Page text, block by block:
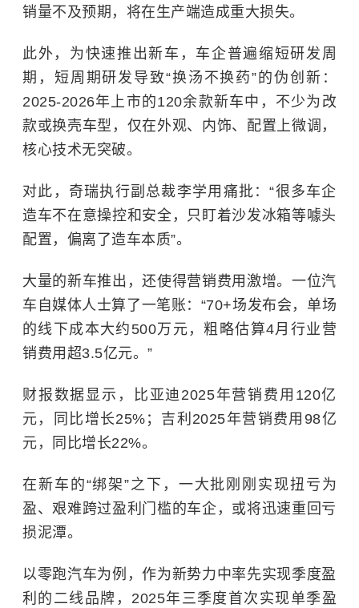
销量不及预期，将在生产端造成重大损失。
此外，为快速推出新车，车企普遍缩短研发周
期，短周期研发导致“换汤不换药”的伪创新：
2025-2026年上市的120余款新车中，不少为改
款或换壳车型，仅在外观、内饰、配置上微调，
核心技术无突破。
对此，奇瑞执行副总裁李学用痛批：“很多车企
造车不在意操控和安全，只盯着沙发冰箱等噱头
配置，偏离了造车本质”。
大量的新车推出，还使得营销费用激增。一位汽
车自媒体人士算了一笔账：“70+场发布会，单场
的线下成本大约500万元，粗略估算4月行业营
销费用超3.5亿元。”
财报数据显示，比亚迪2025年营销费用120亿
元，同比增长25%；吉利2025年营销费用98亿
元，同比增长22%。
在新车的“绑架”之下，一大批刚刚实现扭亏为
盈、艰难跨过盈利门槛的车企，或将迅速重回亏
损泥潭。
以零跑汽车为例，作为新势力中率先实现季度盈
利的二线品牌，2025年三季度首次实现单季盈